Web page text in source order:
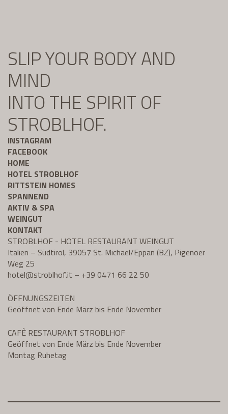
SLIP YOUR BODY AND
MIND
INTO THE SPIRIT OF
STROBLHOF.
INSTAGRAM
FACEBOOK
HOME
HOTEL STROBLHOF
RITTSTEIN HOMES
SPANNEND
AKTIV & SPA
WEINGUT
KONTAKT
STROBLHOF - HOTEL RESTAURANT WEINGUT
Italien – Südtirol, 39057 St. Michael/Eppan (BZ), Pigenoer
Weg 25
hotel@stroblhof.it – +39 0471 66 22 50
ÖFFNUNGSZEITEN
Geöffnet von Ende März bis Ende November
CAFÈ RESTAURANT STROBLHOF
Geöffnet von Ende März bis Ende November
Montag Ruhetag